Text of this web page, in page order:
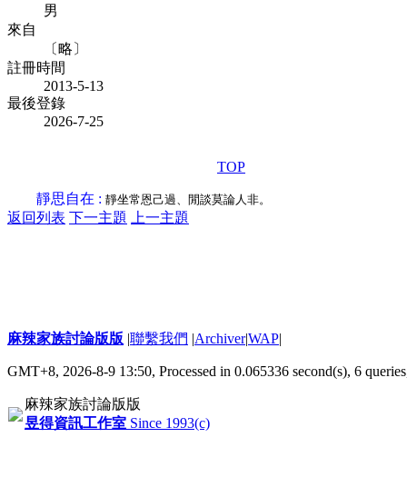
男
來自
〔略〕
註冊時間
2013-5-13
最後登錄
2026-7-25
TOP
靜思自在 : 靜坐常恩己過、閒談莫論人非。
返回列表 下一主題 上一主題
麻辣家族討論版版 |聯繫我們 |Archiver|WAP|
GMT+8, 2026-8-9 13:50, Processed in 0.065336 second(s), 6
麻辣家族討論版版
昱得資訊工作室 Since 1993(c)